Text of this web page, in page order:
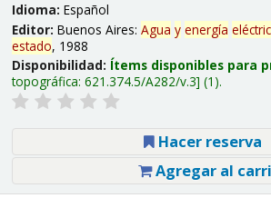
Idioma: Español
Editor: Buenos Aires: Agua y energía
estado, 1988
Disponibilidad: Ítems disponibles para
topográfica: 621.374.5/A282/v.3 (1).
Hacer reserva
Agregar al